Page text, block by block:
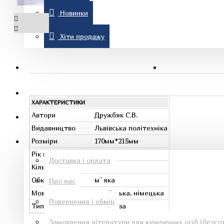
Комп'ютерна література
Рон Хаббард
Езотеричні книги
Новинки
Хіти продажу
Хіти продажу
Інформація
Доставка і оплата
Про нас
Повернення і обмін
Замовлення літератури для юридичних осіб
ХАРАКТЕРИСТИКИ
Автори
Дружбяк С.В.
Видавництво
Львівська політехніка
Розміри
170мм*215мм
Рік видання
Кількість сторінок 268
Обкладинка
м`яка
Мова
українська, німецька
Тип
паперова